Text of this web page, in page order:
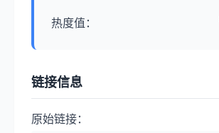
热度值：
链接信息
原始链接：